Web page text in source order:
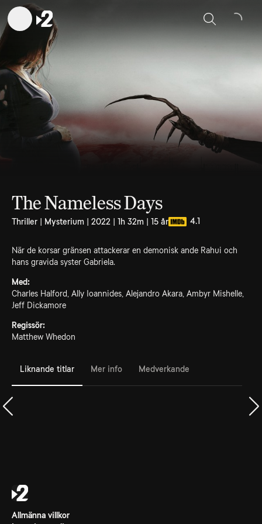
Sök
The Nameless Days
Thriller | Mysterium | 2022 | 1h 32m | 15 år 4.1
När de korsar gränsen attackerar en demonisk ande Rahui och
hans gravida syster Gabriela.
Med:
Charles Halford, Ally Ioannides, Alejandro Akara, Ambyr Mishelle,
Jeff Dickamore
Regissör:
Matthew Whedon
Liknande titlar Mer info Medverkande
Allmänna villkor